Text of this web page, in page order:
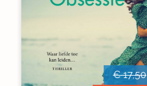
€ 17,50